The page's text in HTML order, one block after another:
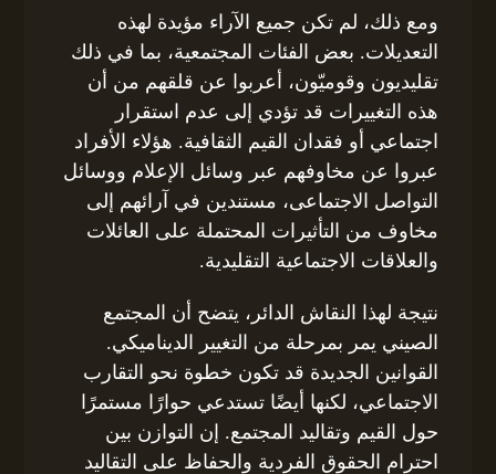
ومع ذلك، لم تكن جميع الآراء مؤيدة لهذه
التعديلات. بعض الفئات المجتمعية، بما في ذلك
تقليديون وقوميّون، أعربوا عن قلقهم من أن
هذه التغييرات قد تؤدي إلى عدم استقرار
اجتماعي أو فقدان القيم الثقافية. هؤلاء الأفراد
عبروا عن مخاوفهم عبر وسائل الإعلام ووسائل
التواصل الاجتماعى، مستندين في آرائهم إلى
مخاوف من التأثيرات المحتملة على العائلات
والعلاقات الاجتماعية التقليدية.
نتيجة لهذا النقاش الدائر، يتضح أن المجتمع
الصيني يمر بمرحلة من التغيير الديناميكي.
القوانين الجديدة قد تكون خطوة نحو التقارب
الاجتماعي، لكنها أيضًا تستدعي حوارًا مستمرًا
حول القيم وتقاليد المجتمع. إن التوازن بين
احترام الحقوق الفردية والحفاظ على التقاليد